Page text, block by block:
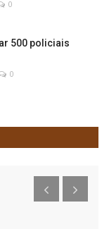
0
500 policiais
0